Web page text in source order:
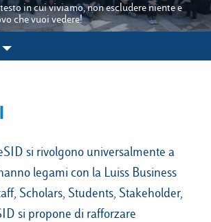
IT
EN
in cui viviamo, non escludere niente e
che vuoi vedere!
si rivolgono universalmente a
legami con la Luiss Business
Scholars, Students, Stakeholder,
si propone di rafforzare